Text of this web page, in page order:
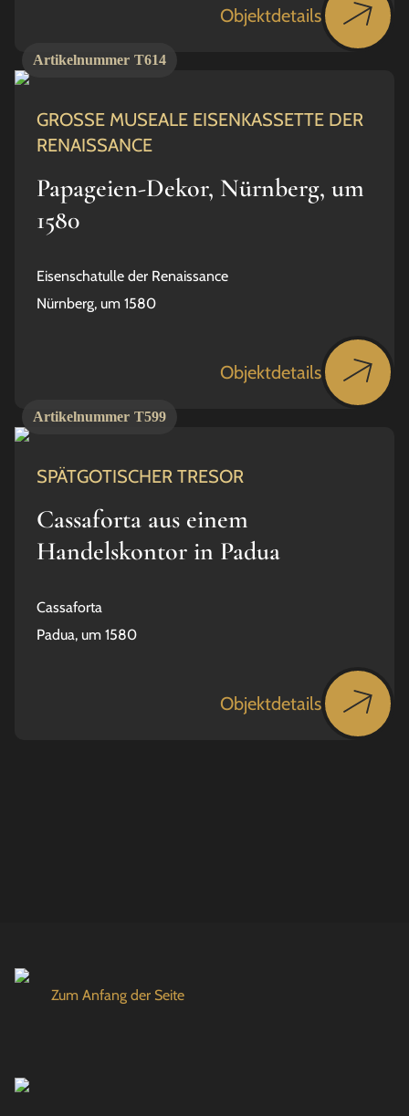
Objektdetails
Artikelnummer T614
GROSSE MUSEALE EISENKASSETTE DER
RENAISSANCE
Papageien-Dekor, Nürnberg, um
1580
Eisenschatulle der Renaissance
Nürnberg, um 1580
Objektdetails
Artikelnummer T599
SPÄTGOTISCHER TRESOR
Cassaforta aus einem
Handelskontor in Padua
Cassaforta
Padua, um 1580
Objektdetails
Zum Anfang der Seite